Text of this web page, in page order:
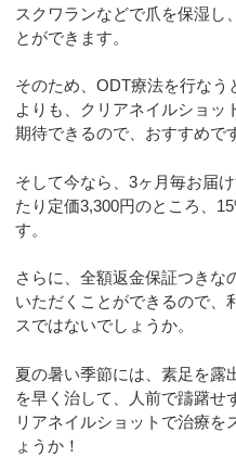
スクワランなどで爪を保湿し
とができます。
そのため、ODT療法を行なう
よりも、クリアネイルショッ
期待できるので、おすすめで
そして今なら、3ヶ月毎お届
たり定価3,300円のところ、
す。
さらに、全額返金保証つきな
いただくことができるので、
スではないでしょうか。
夏の暑い季節には、素足を露
を早く治して、人前で躊躇せ
リアネイルショットで治療を
ょうか！